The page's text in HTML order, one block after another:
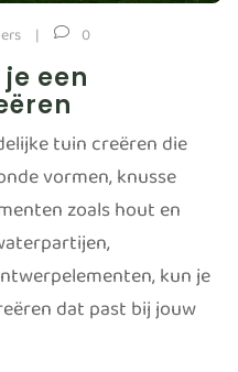
0
een
tuin creëren die
vormen, knusse
zoals hout en
kun je
dat past bij jouw